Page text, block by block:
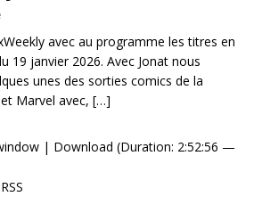
avec au programme les titres en
19 janvier 2026. Avec Jonat nous
unes des sorties comics de la
Marvel avec, […]
| Download (Duration: 2:52:56 —
RSS